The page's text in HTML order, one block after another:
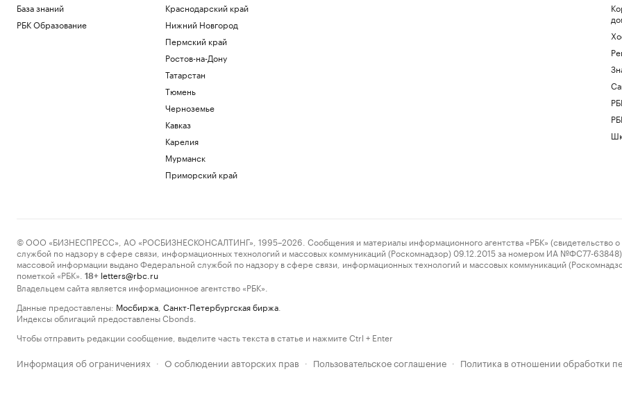
База знаний
РБК Образование
Краснодарский край
Нижний Новгород
Пермский край
Ростов-на-Дону
Татарстан
Тюмень
Черноземье
Кавказ
Карелия
Мурманск
Приморский край
© ООО «БИЗНЕСПРЕСС», АО «РОСБИЗНЕСКОНСАЛТИНГ», 1995–2026. Сообщения и материалы информационного агентства «РБК» (свидетельство о
службой по надзору в сфере связи, информационных технологий и массовых коммуникаций (Роскомнадзор) 09.12.2015 за номером ИА №ФС77-63848)
массовой информации выдано Федеральной службой по надзору в сфере связи, информационных технологий и массовых коммуникаций
пометкой «РБК».
18+ letters@rbc.ru
Владельцем сайта является информационное агентство «РБК».
Данные предоставлены: Мосбиржа Санкт-Петербургская биржа
Индексы облигаций предоставлены Cbonds.
Чтобы отправить редакции сообщение, выделите часть текста в статье и нажмите Ctrl + Enter
Информация об ограничениях · О соблюдении авторских прав · Пользовательское соглашение · Политика в отношении обработки